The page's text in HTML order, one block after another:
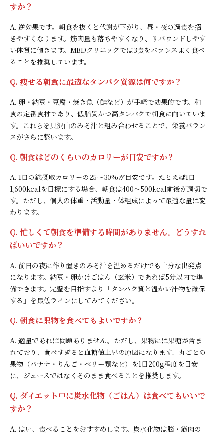
すか？
A. 逆効果です。朝食を抜くと代謝が下がり、昼・夜の過食を招
きやすくなります。筋肉量も落ちやすくなり、リバウンドしやす
い体質に傾きます。MBDクリニックでは3食をバランスよく食べ
ることを推奨しています。
Q. 痩せる朝食に最適なタンパク質源は何ですか？
A. 卵・納豆・豆腐・焼き魚（鮭など）が手軽で効果的です。和
食の定番食材であり、低脂質かつ高タンパクで朝食に向いていま
す。これらを具沢山のみそ汁と組み合わせることで、栄養バラン
スがさらに整います。
Q. 朝食はどのくらいのカロリーが目安ですか？
A. 1日の総摂取カロリーの25〜30%が目安です。たとえば1日
1,600kcalを目標にする場合、朝食は400〜500kcal前後が適切で
す。ただし、個人の体重・活動量・体組成によって最適な量は変
わります。
Q. 忙しくて朝食を準備する時間がありません。どうすれ
ばいいですか？
A. 前日の夜に作り置きのみそ汁を温めるだけでも十分な出発点
になります。納豆・卵かけごはん（玄米）であれば5分以内で準
備できます。完璧を目指すより「タンパク質と温かい汁物を確保
する」を最低ラインにしてみてください。
Q. 朝食に果物を食べてもよいですか？
A. 適量であれば問題ありません。ただし、果物には果糖が含ま
れており、食べすぎると血糖値上昇の原因になります。丸ごとの
果物（バナナ・りんご・ベリー類など）を1日200g程度を目安
に、ジュースではなくそのまま食べることを推奨します。
Q. ダイエット中に炭水化物（ごはん）は食べてもいいで
すか？
A. はい、食べることをおすすめします。炭水化物は脳・筋肉の